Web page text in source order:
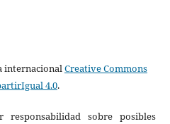
internacionalCreative Commons
4.0.
responsabilidad sobre posibles